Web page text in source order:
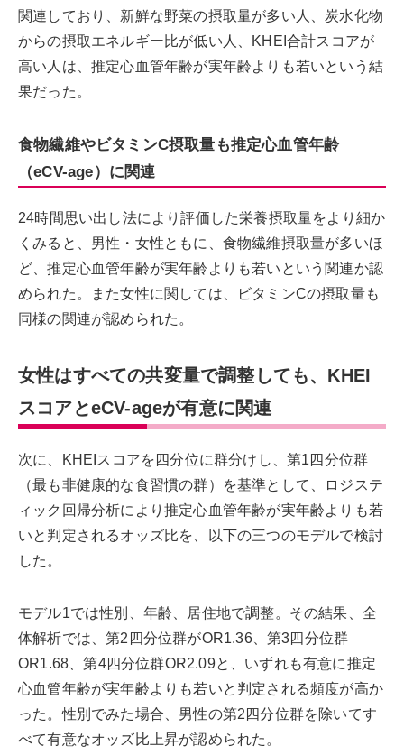
関連しており、新鮮な野菜の摂取量が多い人、炭水化物
からの摂取エネルギー比が低い人、KHEI合計スコアが
高い人は、推定心血管年齢が実年齢よりも若いという結
果だった。
食物繊維やビタミンC摂取量も推定心血管年齢
（eCV-age）に関連
24時間思い出し法により評価した栄養摂取量をより細か
くみると、男性・女性ともに、食物繊維摂取量が多いほ
ど、推定心血管年齢が実年齢よりも若いという関連か認
められた。また女性に関しては、ビタミンCの摂取量も
同様の関連が認められた。
女性はすべての共変量で調整しても、KHEI
スコアとeCV-ageが有意に関連
次に、KHEIスコアを四分位に群分けし、第1四分位群
（最も非健康的な食習慣の群）を基準として、ロジステ
ィック回帰分析により推定心血管年齢が実年齢よりも若
いと判定されるオッズ比を、以下の三つのモデルで検討
した。
モデル1では性別、年齢、居住地で調整。その結果、全
体解析では、第2四分位群がOR1.36、第3四分位群
OR1.68、第4四分位群OR2.09と、いずれも有意に推定
心血管年齢が実年齢よりも若いと判定される頻度が高か
った。性別でみた場合、男性の第2四分位群を除いてす
べて有意なオッズ比上昇が認められた。